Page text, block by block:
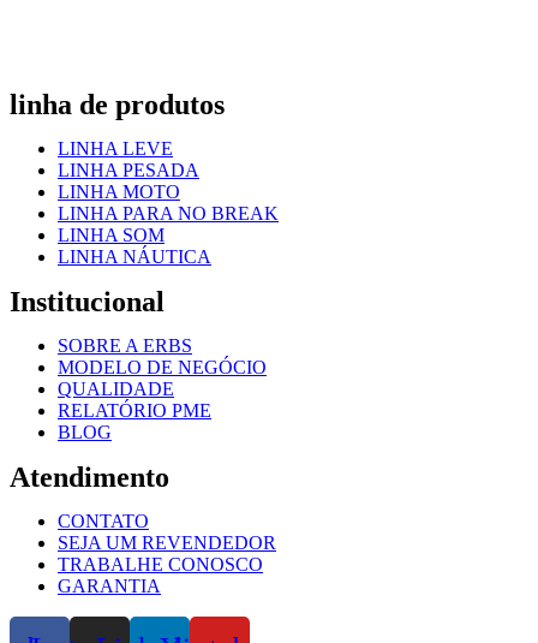
linha de produtos
LINHA LEVE
LINHA PESADA
LINHA MOTO
LINHA PARA NO BREAK
LINHA SOM
LINHA NÁUTICA
Institucional
SOBRE A ERBS
MODELO DE NEGÓCIO
QUALIDADE
RELATÓRIO PME
BLOG
Atendimento
CONTATO
SEJA UM REVENDEDOR
TRABALHE CONOSCO
GARANTIA